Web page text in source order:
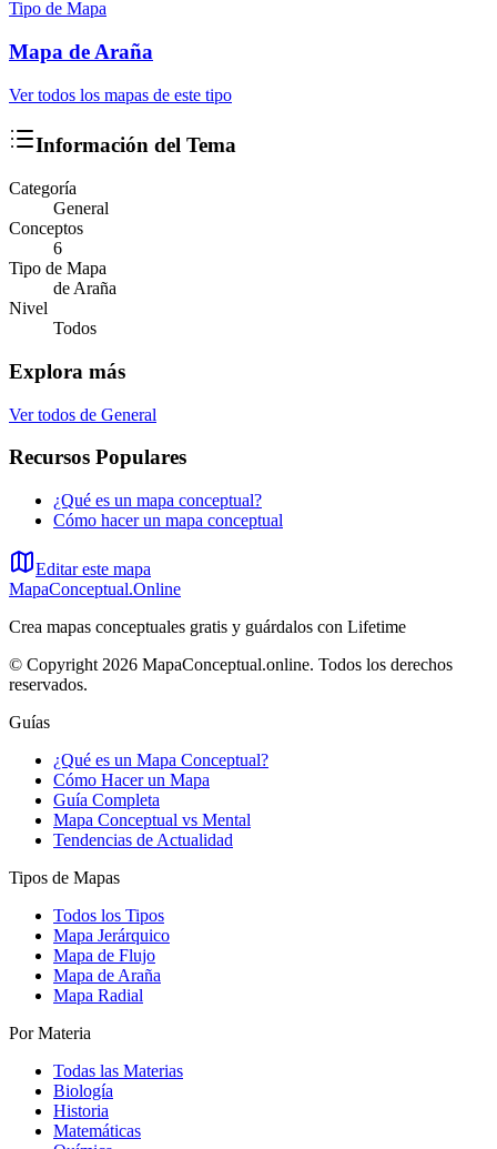
Tipo de Mapa
Mapa de Araña
Ver todos los mapas de este tipo
Información del Tema
Categoría
General
Conceptos
6
Tipo de Mapa
de Araña
Nivel
Todos
Explora más
Ver todos de General
Recursos Populares
¿Qué es un mapa conceptual?
Cómo hacer un mapa conceptual
Editar este mapa
MapaConceptual.Online
Crea mapas conceptuales gratis y guárdalos con Lifetime
© Copyright 2026 MapaConceptual.online. Todos los derechos
reservados.
Guías
¿Qué es un Mapa Conceptual?
Cómo Hacer un Mapa
Guía Completa
Mapa Conceptual vs Mental
Tendencias de Actualidad
Tipos de Mapas
Todos los Tipos
Mapa Jerárquico
Mapa de Flujo
Mapa de Araña
Mapa Radial
Por Materia
Todas las Materias
Biología
Historia
Matemáticas